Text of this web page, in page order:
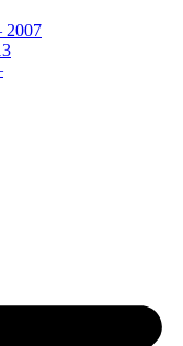
2007